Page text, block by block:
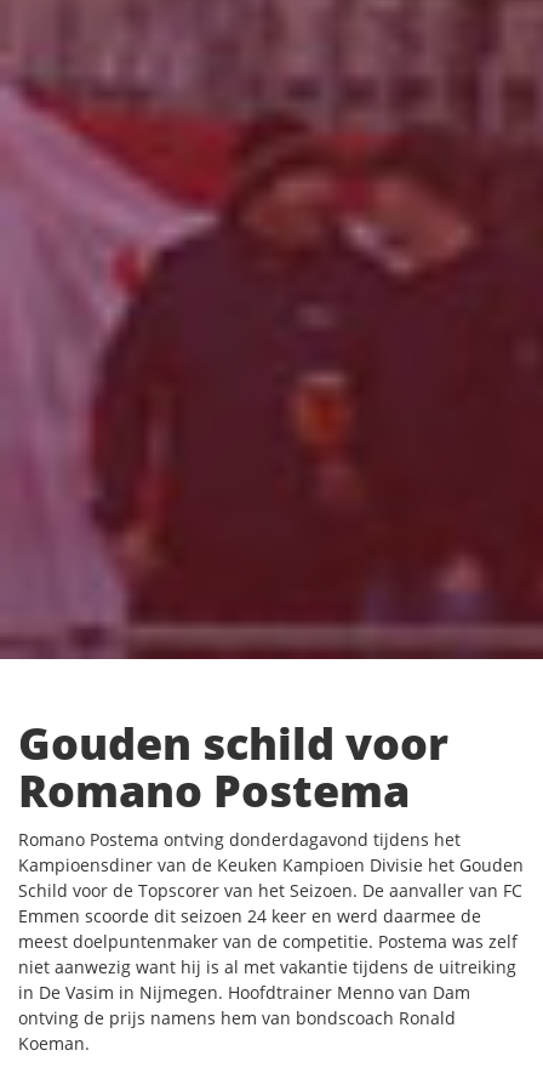
Gouden schild voor
Romano Postema
Romano Postema ontving donderdagavond tijdens het
Kampioensdiner van de Keuken Kampioen Divisie het Gouden
Schild voor de Topscorer van het Seizoen. De aanvaller van FC
Emmen scoorde dit seizoen 24 keer en werd daarmee de
meest doelpuntenmaker van de competitie. Postema was zelf
niet aanwezig want hij is al met vakantie tijdens de uitreiking
in De Vasim in Nijmegen. Hoofdtrainer Menno van Dam
ontving de prijs namens hem van bondscoach Ronald
Koeman.